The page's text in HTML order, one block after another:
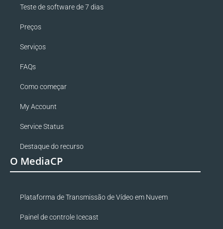
Teste de software de 7 dias
Preços
Serviços
FAQs
Como começar
My Account
Service Status
Destaque do recurso
O MediaCP
Plataforma de Transmissão de Vídeo em Nuvem
Painel de controle Icecast